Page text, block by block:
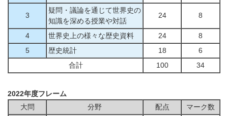
3
疑問・議論を通じて世界史の
知識を深める授業や対話
24 8
4 世界史上の様々な歴史資料 24
8
5
歴史統計 18
6
合計
100 34
2022年度フレーム
大問
分野 配点
マーク数